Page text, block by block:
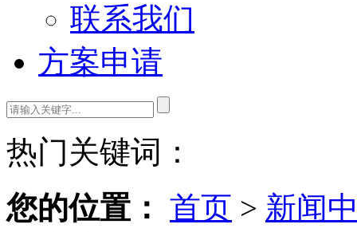
联系我们
方案申请
热门关键词：
您的位置： 首页 > 新闻